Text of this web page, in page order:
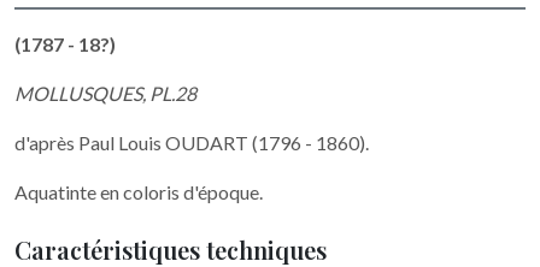
(1787 - 18?)
MOLLUSQUES, PL.28
d'après Paul Louis OUDART (1796 - 1860).
Aquatinte en coloris d'époque.
Caractéristiques techniques